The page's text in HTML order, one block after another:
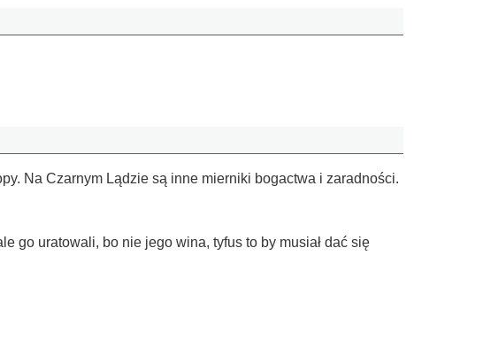
Na Czarnym Lądzie są inne mierniki bogactwa i zaradności.
go uratowali, bo nie jego wina, tyfus to by musiał dać się